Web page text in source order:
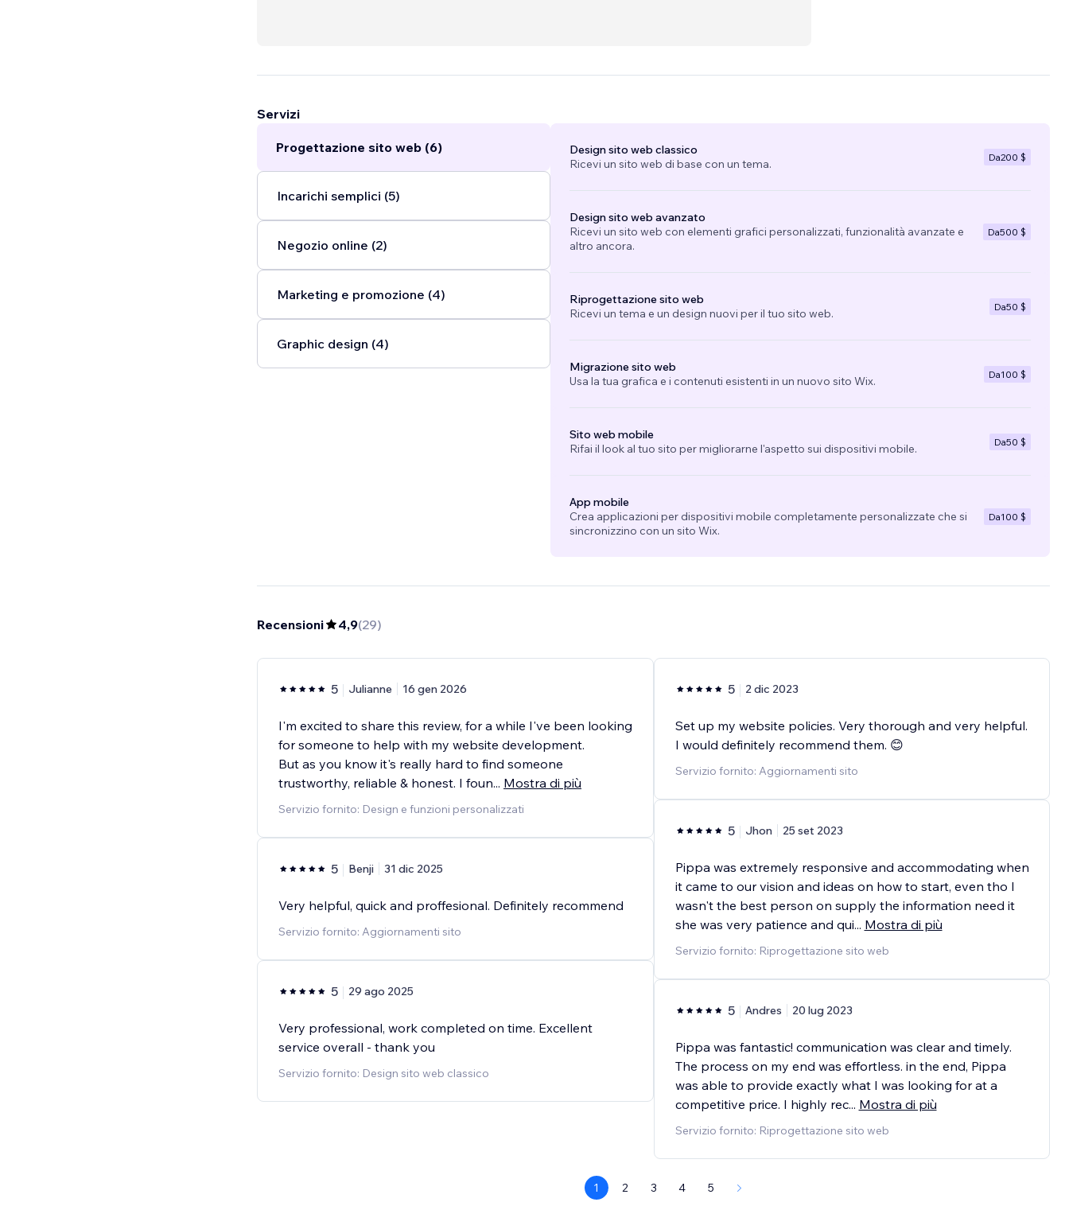
Servizi
Progettazione sito web (6)
Incarichi semplici (5)
Negozio online (2)
Marketing e promozione (4)
Graphic design (4)
Design sito web classico
Ricevi un sito web di base con un tema.
Da200 $
Design sito web avanzato
Ricevi un sito web con elementi grafici personalizzati, funzionalità avanzate e
altro ancora.
Da500 $
Riprogettazione sito web
Ricevi un tema e un design nuovi per il tuo sito web.
Da50 $
Migrazione sito web
Usa la tua grafica e i contenuti esistenti in un nuovo sito Wix.
Da100 $
Sito web mobile
Rifai il look al tuo sito per migliorarne l'aspetto sui dispositivi mobile.
Da50 $
App mobile
Crea applicazioni per dispositivi mobile completamente personalizzate che si
sincronizzino con un sito Wix.
Da100 $
Recensioni 4,9(29)
5 Julianne 16 gen 2026
I'm excited to share this review, for a while I've been looking
for someone to help with my website development.
But as you know it's really hard to find someone
trustworthy, reliable & honest. I foun... Mostra di più
Servizio fornito: Design e funzioni personalizzati
5 Benji 31 dic 2025
Very helpful, quick and proffesional. Definitely recommend
Servizio fornito: Aggiornamenti sito
5 29 ago 2025
Very professional, work completed on time. Excellent
service overall - thank you
Servizio fornito: Design sito web classico
5 2 dic 2023
Set up my website policies. Very thorough and very helpful.
I would definitely recommend them. 😊
Servizio fornito: Aggiornamenti sito
5 Jhon 25 set 2023
Pippa was extremely responsive and accommodating when
it came to our vision and ideas on how to start, even tho I
wasn't the best person on supply the information need it
she was very patience and qui... Mostra di più
Servizio fornito: Riprogettazione sito web
5 Andres 20 lug 2023
Pippa was fantastic! communication was clear and timely.
The process on my end was effortless. in the end, Pippa
was able to provide exactly what I was looking for at a
competitive price. I highly rec... Mostra di più
Servizio fornito: Riprogettazione sito web
1 2 3 4 5